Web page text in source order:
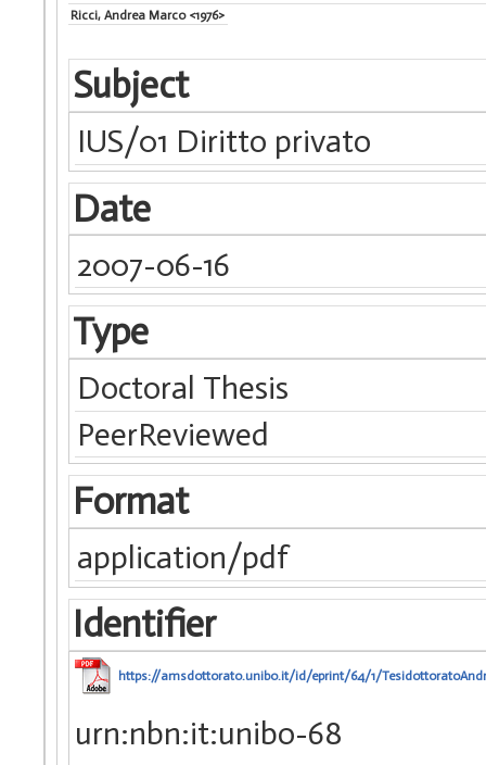
Ricci, Andrea Marco <1976>
Subject
IUS/01 Diritto privato
Date
2007-06-16
Type
Doctoral Thesis
PeerReviewed
Format
application/pdf
Identifier
https://amsdottorato.unibo.it/id/eprint/64/1/
urn:nbn:it:unibo-68